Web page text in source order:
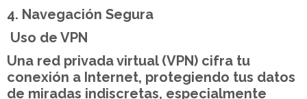
4. Navegación Segura
Uso de VPN
Una red privada virtual (VPN) cifra tu
conexión a Internet, protegiendo tus datos
de miradas indiscretas, especialmente